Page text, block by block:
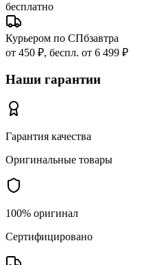
бесплатно
Курьером по СПбзавтра
от 450 ₽, беспл. от 6 499 ₽
Наши гарантии
Гарантия качества
Оригинальные товары
100% оригинал
Сертифицировано